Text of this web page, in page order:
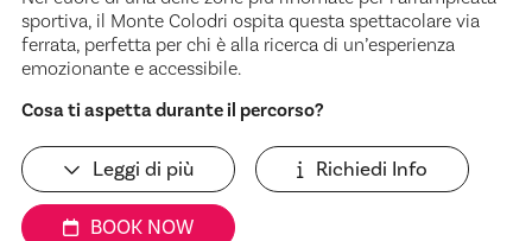
sportiva, il Monte Colodri ospita questa spettacolare via
ferrata, perfetta per chi è alla ricerca di un’esperienza
emozionante e accessibile.
Cosa ti aspetta durante il percorso?
Leggi di più Richiedi Info
BOOK NOW